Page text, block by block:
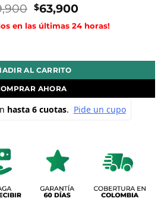
El
precio
original
$63,900El
precio
actual
en las últimas 24 horas!
AL CARRITO
AHORA